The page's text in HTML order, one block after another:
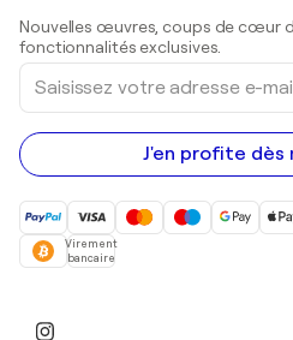
Peintures acryliques
Nouvelles œuvres, coups de cœur
fonctionnalités exclusives.
Saisissez
votre
adresse
e-
mail
J'en profite dès
Virement
bancaire